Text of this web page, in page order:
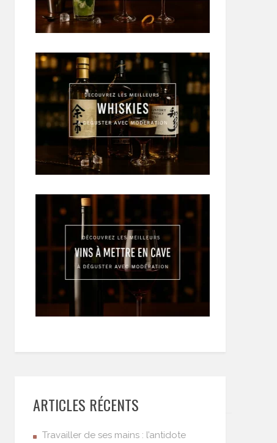
ARTICLES RÉCENTS
Travailler de ses mains : l’antidote